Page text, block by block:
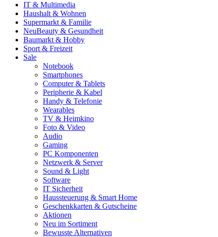
IT & Multimedia
Haushalt & Wohnen
Supermarkt & Familie
NeuBeauty & Gesundheit
Baumarkt & Hobby
Sport & Freizeit
Sale
Notebook
Smartphones
Computer & Tablets
Peripherie & Kabel
Handy & Telefonie
Wearables
TV & Heimkino
Foto & Video
Audio
Gaming
PC Komponenten
Netzwerk & Server
Sound & Light
Software
IT Sicherheit
Haussteuerung & Smart Home
Geschenkkarten & Gutscheine
Aktionen
Neu im Sortiment
Bewusste Alternativen